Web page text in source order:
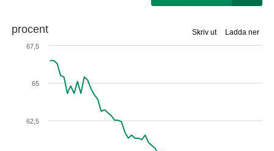
Ladda ner
Skriv ut
procent
62,5
65
67,5